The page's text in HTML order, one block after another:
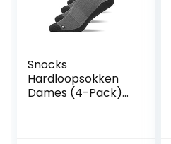
Snocks
Hardloopsokken
Dames (4-Pack)